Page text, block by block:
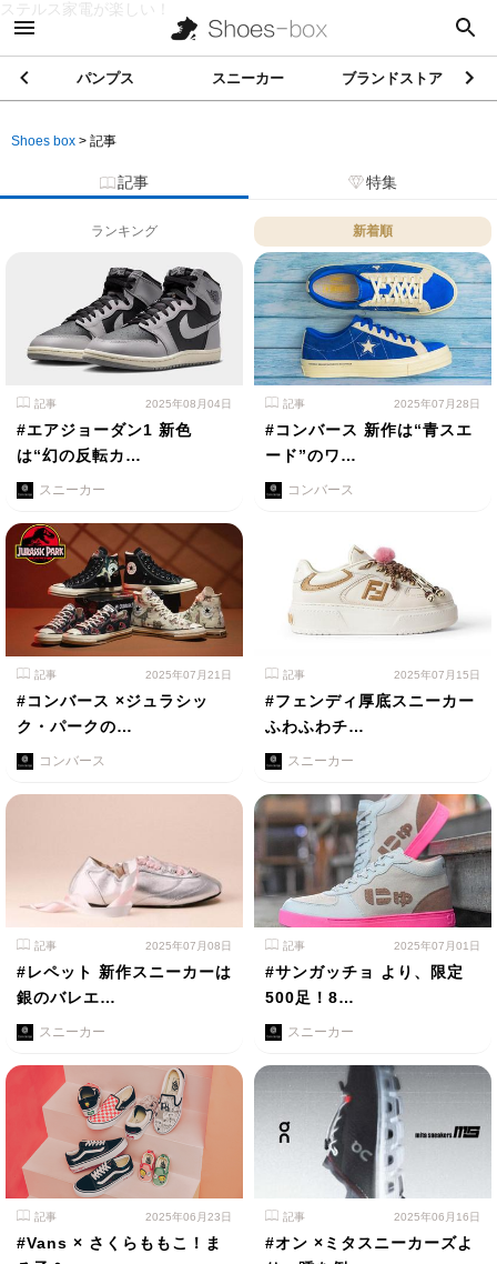
ステルス家電が楽しい！
パンプス スニーカー ブランドストア
Shoes box > 記事
記事 特集
ランキング 新着順
記事 2025年08月04日
#エアジョーダン1 新色
は“幻の反転カ…
スニーカー
記事 2025年07月28日
#コンバース 新作は“青スエ
ード”のワ…
コンバース
記事 2025年07月21日
#コンバース ×ジュラシッ
ク・パークの…
コンバース
記事 2025年07月15日
#フェンディ厚底スニーカー
ふわふわチ…
スニーカー
記事 2025年07月08日
#レペット 新作スニーカーは
銀のバレエ…
スニーカー
記事 2025年07月01日
#サンガッチョ より、限定
500足！8…
スニーカー
記事 2025年06月23日
#Vans × さくらももこ！ま
記事 2025年06月16日
#オン ×ミタスニーカーズよ